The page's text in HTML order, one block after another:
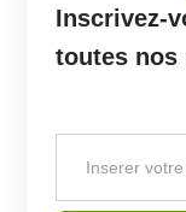
Inscrivez-
toutes nos